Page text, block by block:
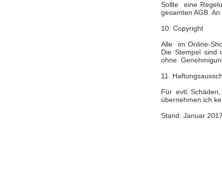
Sollte eine
gesamten AGB.
10. Copyright
Alle im Online-
Die Stempel sind
ohne
11.
Für evtl.
übernehmen ich
Stand: Januar